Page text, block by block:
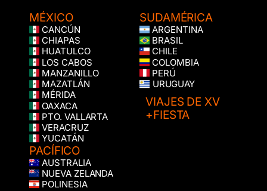
MÉXICO
CANCÚN
CHIAPAS
HUATULCO
LOS CABOS
MANZANILLO
MAZATLÁN
MÉRIDA
OAXACA
PTO. VALLARTA
VERACRUZ
YUCATÁN
PACÍFICO
AUSTRALIA
NUEVA ZELANDA
POLINESIA
SUDAMÉRICA
ARGENTINA
BRASIL
CHILE
COLOMBIA
PERÚ
URUGUAY
VIAJES DE XV
+FIESTA